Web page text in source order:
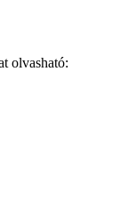
olvasható: